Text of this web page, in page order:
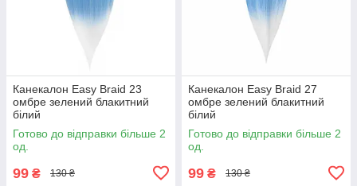
Канекалон Easy Braid 23
омбре зелений блакитний
білий
Готово до відправки більше 2
од.
99 ₴ 130 ₴
Канекалон Easy Braid 27
омбре зелений блакитний
білий
Готово до відправки більше 2
од.
99 ₴ 130 ₴